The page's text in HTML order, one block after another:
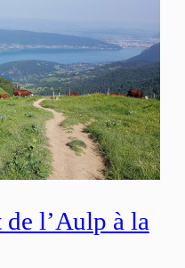
de l’Aulp à la